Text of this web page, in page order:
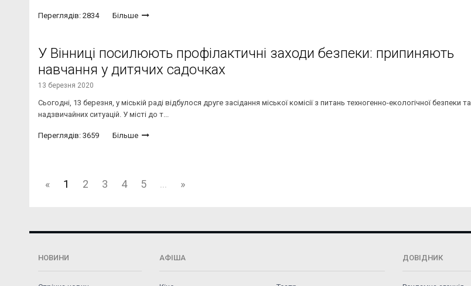
Переглядів: 2834 Більше
У Вінниці посилюють профілактичні заходи безпеки: припиняють
навчання у дитячих садочках
13 березня 2020
Сьогодні, 13 березня, у міській раді відбулося друге засідання міської комісії з питань техногенно-екологічної безпеки та
надзвичайних ситуацій. У місті до т...
Переглядів: 3659 Більше
« 1 2 3 4 5 ... »
НОВИНИ АФІША ДОВІДНИК